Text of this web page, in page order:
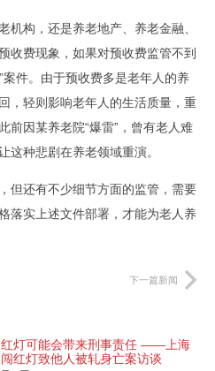
构，还是养老地产、养老金融、
收费现象，如果对预收费监管不到
案件。由于预收费多是老年人的养
，轻则影响老年人的生活质量，重
前因某养老院“爆雷”，曾有老人难
这种悲剧在养老领域重演。
还有不少细节方面的监管，需要
落实上述文件部署，才能为老人养
下一篇新闻
红灯可能会带来刑事责任 ——上海
红灯致他人被轧身亡案访谈